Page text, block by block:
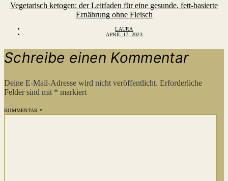
Vegetarisch ketogen: der Leitfaden für eine gesunde, fett-basierte
Ernährung ohne Fleisch
LAURA
APRIL 17, 2023
Schreibe einen Kommentar
Deine E-Mail-Adresse wird nicht veröffentlicht. Erforderliche
Felder sind mit * markiert
KOMMENTAR *